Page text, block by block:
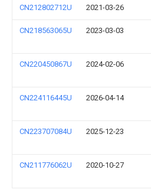
CN212802712U 2021-03-26
CN218563065U 2023-03-03
CN220450867U 2024-02-06
CN224116445U 2026-04-14
CN223707084U 2025-12-23
CN211776062U 2020-10-27